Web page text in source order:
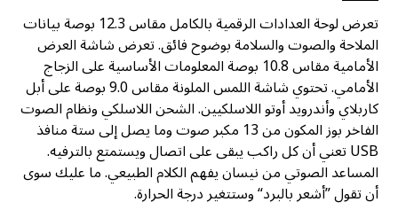
تعرض لوحة العدادات الرقمية بالكامل مقاس 12.3 بوصة بيانات
الملاحة والصوت والسلامة بوضوح فائق. تعرض شاشة العرض
الأمامية مقاس 10.8 بوصة المعلومات الأساسية على الزجاج
الأمامي. تحتوي شاشة اللمس الملونة مقاس 9.0 بوصة على أبل
كاربلاي وأندرويد أوتو اللاسلكيين. الشحن اللاسلكي ونظام الصوت
الفاخر بوز المكون من 13 مكبر صوت وما يصل إلى ستة منافذ
USB تعني أن كل راكب يبقى على اتصال ويستمتع بالترفيه.
المساعد الصوتي من نيسان يفهم الكلام الطبيعي. ما عليك سوى
أن تقول ”أشعر بالبرد“ وستتغير درجة الحرارة.